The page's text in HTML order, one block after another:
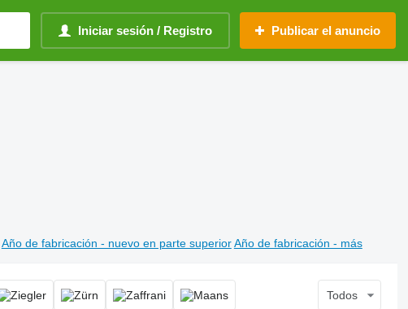
Iniciar sesión / Registro Publicar el anuncio
Año de fabricación - nuevo en parte superior Año de fabricación - más
Todos